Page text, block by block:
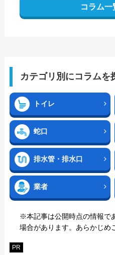
コラム一
カテゴリ別にコラムを
トイレ
蛇口
排水管・排水口
業者
※本記事は公開時点の情報で
場合があります。あらかじめ
PR